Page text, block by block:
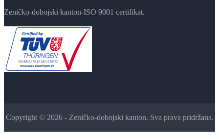
Zeničko-dobojski kanton-ISO 9001 certifikat.
Copyright © 2026 - Zeničko-dobojski kanton. Sva prava pridržana.